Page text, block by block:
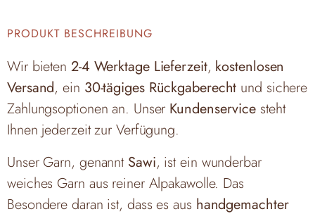
PRODUKT BESCHREIBUNG
Wir bieten 2-4 Werktage Lieferzeit, kostenlosen
Versand, ein 30-tägiges Rückgaberecht und sichere
Zahlungsoptionen an. Unser Kundenservice steht
Ihnen jederzeit zur Verfügung.
Unser Garn, genannt Sawi, ist ein wunderbar
weiches Garn aus reiner Alpakawolle. Das
Besondere daran ist, dass es aus handgemachter